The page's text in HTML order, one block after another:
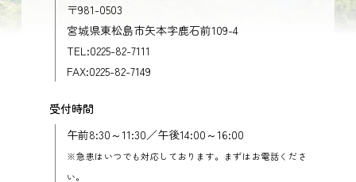
〒981-0503
宮城県東松島市矢本字鹿石前109-4
TEL:0225-82-7111
FAX:0225-82-7149
受付時間
午前8:30～11:30／午後14:00～16:00
※急患はいつでも対応しております。まずはお電話くださ
い。